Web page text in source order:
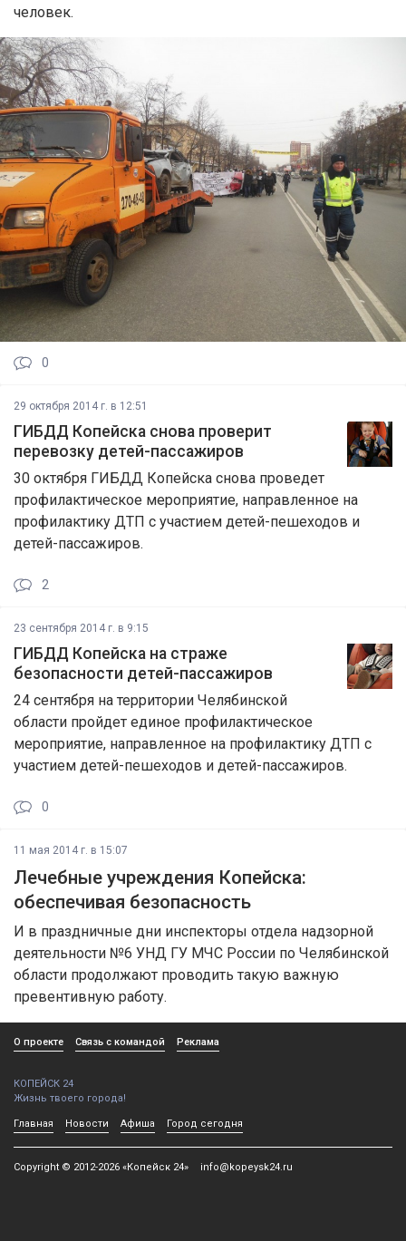
человек.
0
29 октября 2014 г. в 12:51
ГИБДД Копейска снова проверит
перевозку детей-пассажиров
30 октября ГИБДД Копейска снова проведет
профилактическое мероприятие, направленное на
профилактику ДТП с участием детей-пешеходов и
детей-пассажиров.
2
23 сентября 2014 г. в 9:15
ГИБДД Копейска на страже
безопасности детей-пассажиров
24 сентября на территории Челябинской
области пройдет единое профилактическое
мероприятие, направленное на профилактику ДТП с
участием детей-пешеходов и детей-пассажиров.
0
11 мая 2014 г. в 15:07
Лечебные учреждения Копейска:
обеспечивая безопасность
И в праздничные дни инспекторы отдела надзорной
деятельности №6 УНД ГУ МЧС России по Челябинской
области продолжают проводить такую важную
превентивную работу.
О проекте Связь с командой Реклама
КОПЕЙСК 24
Жизнь твоего города!
Главная Новости Афиша Город сегодня
Copyright © 2012-2026 «Копейск 24» info@kopeysk24.ru